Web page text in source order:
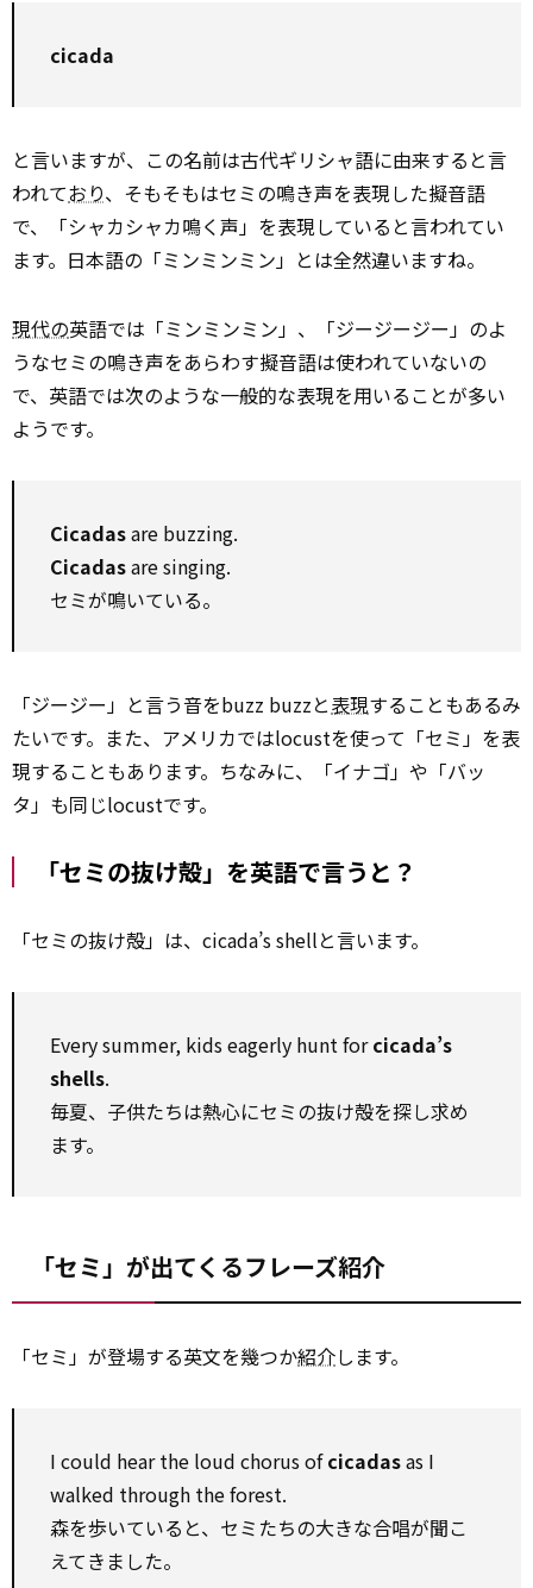
cicada
と言いますが、この名前は古代ギリシャ語に由来すると言
われており、そもそもはセミの鳴き声を表現した擬音語
で、「シャカシャカ鳴く声」を表現していると言われてい
ます。日本語の「ミンミンミン」とは全然違いますね。
現代の英語では「ミンミンミン」、「ジージージー」のよ
うなセミの鳴き声をあらわす擬音語は使われていないの
で、英語では次のような一般的な表現を用いることが多い
ようです。
Cicadasare buzzing.
Cicadasare singing.
セミが鳴いている。
「ジージー」と言う音をbuzz buzzと表現することもあるみ
たいです。また、アメリカではlocustを使って「セミ」を表
現することもあります。ちなみに、「イナゴ」や「バッ
タ」も同じlocustです。
「セミの抜け殻」を英語で言うと？
「セミの抜け殻」は、cicada’s shellと言います。
Every summer, kids eagerly hunt forcicada’s
shells.
毎夏、子供たちは熱心にセミの抜け殻を探し求め
ます。
「セミ」が出てくるフレーズ紹介
「セミ」が登場する英文を幾つか紹介します。
I could hear the loud chorus ofcicadasas I
walked through the forest.
森を歩いていると、セミたちの大きな合唱が聞こ
えてきました。